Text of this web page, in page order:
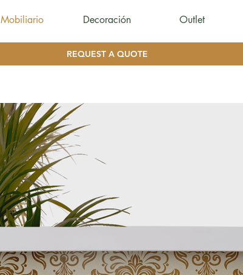
Mobiliario Decoración Outlet
REQUEST A QUOTE